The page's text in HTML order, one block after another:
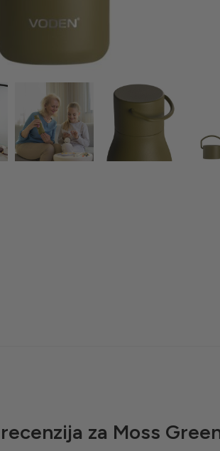
za Moss